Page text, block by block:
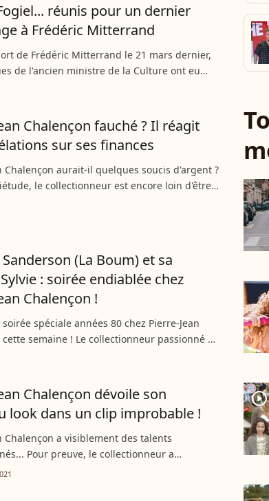
réunis pour un dernier
à Frédéric Mitterrand
de Frédéric Mitterrand le 21 mars dernier,
de l'ancien ministre de la Culture ont eu
26 mars. De nombreuses personnalités, de
Chalençon fauché ? Il réagit
sur ses finances
Chalençon aurait-il quelques soucis d'argent ?
le collectionneur est encore loin d'être
mais ses confrères se posent des questions
(La Boum) et sa
: soirée endiablée chez
Chalençon !
spéciale années 80 chez Pierre-Jean
semaine ! Le collectionneur passionné de
en effet reçu plusieurs personnalités de la
Chalençon dévoile son
look dans un clip improbable !
Chalençon a visiblement des talents
Pour preuve, le collectionneur a
partagé un clip vidéo où il apparaît en train
player2